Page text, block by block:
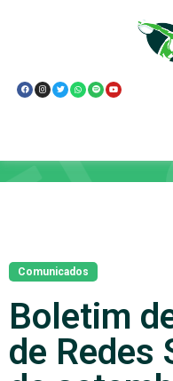
Comunicados
Boletim
de Redes